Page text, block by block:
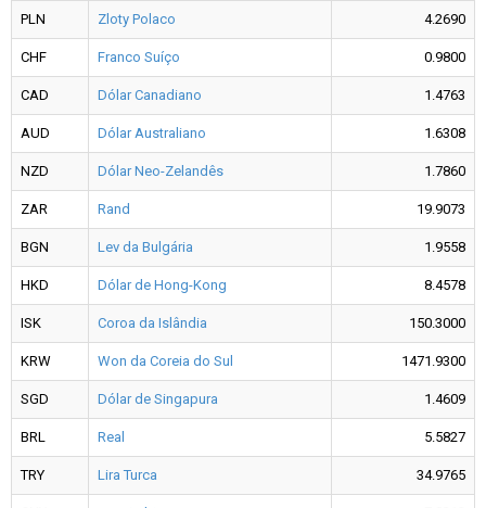
PLN Zloty Polaco 4.2690
CHF Franco Suíço 0.9800
CAD Dólar Canadiano 1.4763
AUD Dólar Australiano 1.6308
NZD Dólar Neo-Zelandês 1.7860
ZAR Rand 19.9073
BGN Lev da Bulgária 1.9558
HKD Dólar de Hong-Kong 8.4578
ISK Coroa da Islândia 150.3000
KRW Won da Coreia do Sul 1471.9300
SGD Dólar de Singapura 1.4609
BRL Real 5.5827
TRY Lira Turca 34.9765